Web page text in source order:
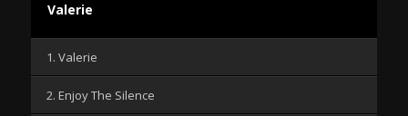
Valerie
1. Valerie
2. Enjoy The Silence